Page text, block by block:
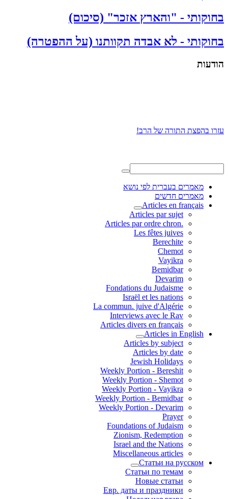
בחוקותי - "והארץ אזכר" (סיכום)
בחוקותי - לא אבדה תקוותנו (על ההפטרה)
הודעות
עזרו בהפצת התורה של הרב!
מאמרים בעברית לפי נושא
מאמרים חדשים
Articles en français
Articles par sujet
.Articles par ordre chron
Les fêtes juives
Berechite
Chemot
Vayikra
Bemidbar
Devarim
Fondations du Judaisme
Israël et les nations
La commun. juive d'Algérie
Interviews avec le Rav
Articles divers en français
Articles in English
Articles by subject
Articles by date
Jewish Holidays
Weekly Portion - Bereshit
Weekly Portion - Shemot
Weekly Portion - Vayikra
Weekly Portion - Bemidbar
Weekly Portion - Devarim
Prayer
Foundations of Judaism
Zionism, Redemption
Israel and the Nations
Miscellaneous articles
Статьи на русском
Статьи по темам
Новые статьи
Евр. даты и праздники